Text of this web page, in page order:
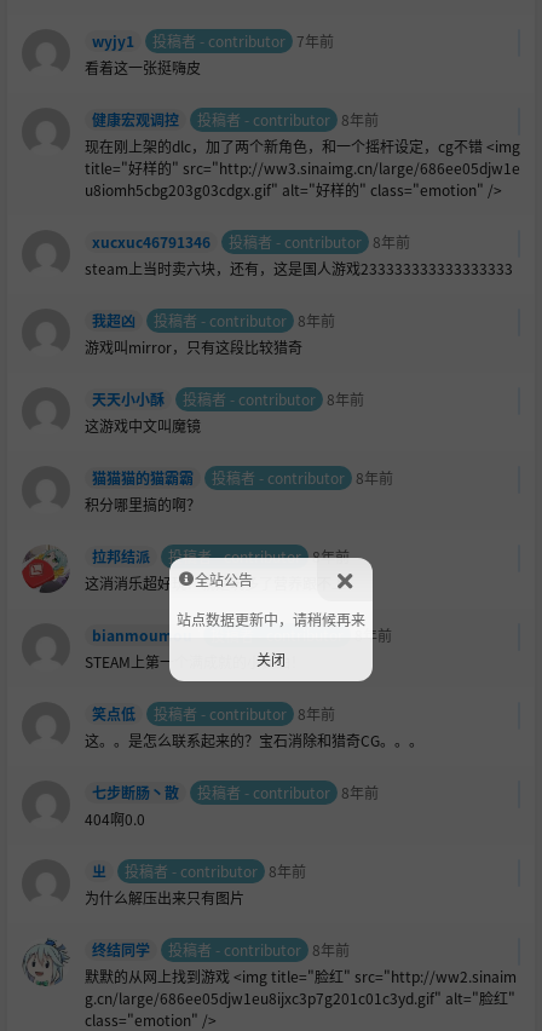
wyjy1 投稿者 - contributor 7年前
看着这一张挺嗨皮
健康宏观调控 投稿者 - contributor 8年前
现在刚上架的dlc，加了两个新角色，和一个摇杆设定，cg不错 <img
title="好样的" src="http://ww3.sinaimg.cn/large/686ee05djw1e
u8iomh5cbg203g03cdgx.gif" alt="好样的" class="emotion" />
xucxuc46791346 投稿者 - contributor 8年前
steam上当时卖六块，还有，这是国人游戏233333333333333333
我超凶 投稿者 - contributor 8年前
游戏叫mirror，只有这段比较猎奇
天天小小酥 投稿者 - contributor 8年前
这游戏中文叫魔镜
猫猫猫的猫霸霸 投稿者 - contributor 8年前
积分哪里搞的啊？
拉邦结派 投稿者 - contributor 8年前
这消消乐超好玩！就是玩多了营养跟不上
bianmoumou
8年前
STEAM上第一个满成就的小黄油！
笑点低 投稿者 - contributor 8年前
这。。是怎么联系起来的？宝石消除和猎奇CG。。。
七步断肠丶散 投稿者 - contributor 8年前
404啊0.0
ㄓ 投稿者 - contributor 8年前
为什么解压出来只有图片
终结同学 投稿者 - contributor 8年前
默默的从网上找到游戏 <img title="脸红" src="http://ww2.sinaim
g.cn/large/686ee05djw1eu8ijxc3p7g201c01c3yd.gif" alt="脸红"
class="emotion" />
全站公告
站点数据更新中，请稍候再来
关闭